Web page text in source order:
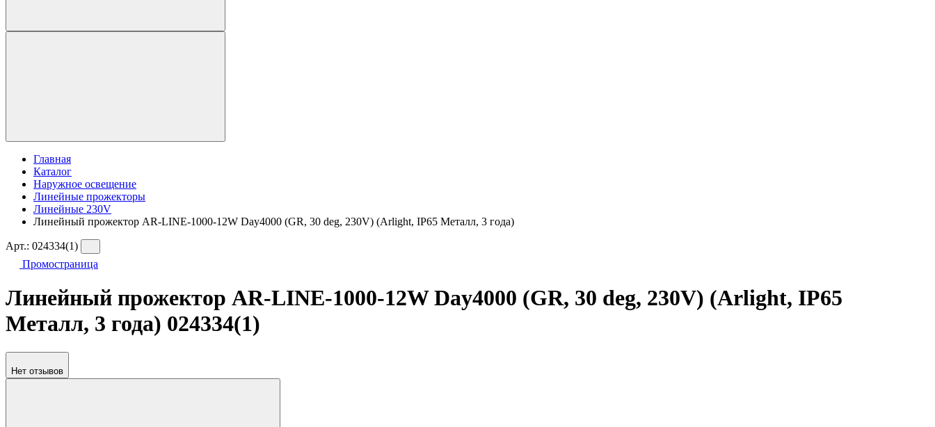
Главная
Каталог
Наружное освещение
Линейные прожекторы
Линейные 230V
Линейный прожектор AR-LINE-1000-12W Day4000 (GR, 30 deg, 230V) (Arlight, IP65 Металл, 3 года)
Арт.: 024334(1)
Промостраница
Линейный прожектор AR-LINE-1000-12W Day4000 (GR, 30 deg, 230V) (Arlight, IP65
Металл, 3 года) 024334(1)
Нет отзывов